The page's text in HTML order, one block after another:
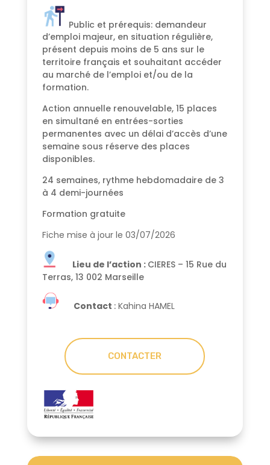
Public et prérequis: demandeur
d’emploi majeur, en situation régulière,
présent depuis moins de 5 ans sur le
territoire français et souhaitant accéder
au marché de l’emploi et/ou de la
formation.
Action annuelle renouvelable, 15 places
en simultané en entrées-sorties
permanentes avec un délai d’accès d’une
semaine sous réserve des places
disponibles.
24 semaines, rythme hebdomadaire de 3
à 4 demi-journées
Formation gratuite
Fiche mise à jour le 03/07/2026
Lieu de l’action : CIERES – 15 Rue du
Terras, 13 002 Marseille
Contact : Kahina HAMEL
CONTACTER